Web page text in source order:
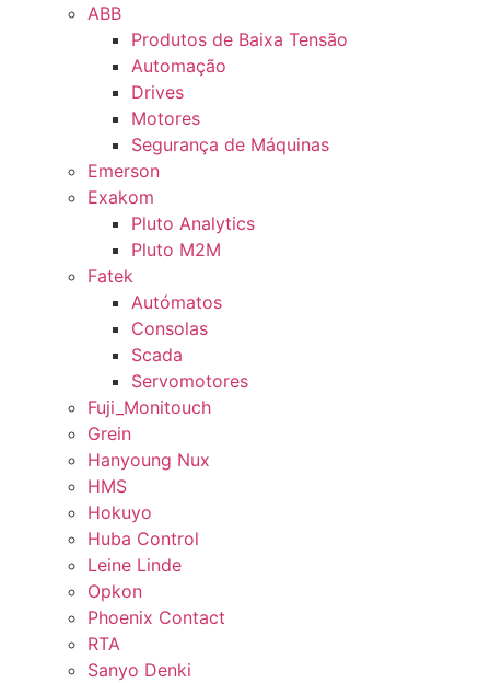
ABB
Produtos de Baixa Tensão
Automação
Drives
Motores
Segurança de Máquinas
Emerson
Exakom
Pluto Analytics
Pluto M2M
Fatek
Autómatos
Consolas
Scada
Servomotores
Fuji_Monitouch
Grein
Hanyoung Nux
HMS
Hokuyo
Huba Control
Leine Linde
Opkon
Phoenix Contact
RTA
Sanyo Denki